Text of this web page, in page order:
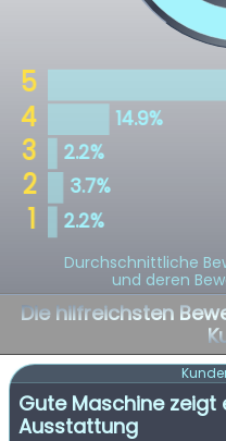
Durchschnittliche
und deren
Die hilfreichsten
Gute Maschine zeigt
Ausstattung